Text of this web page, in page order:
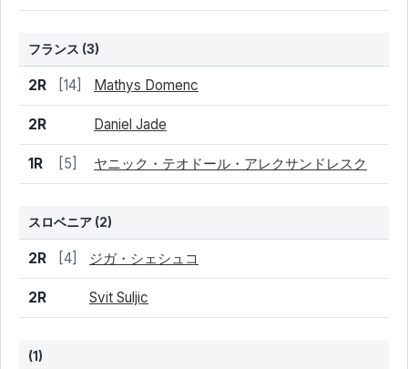
フランス (3)
結果 シード 選手名
2R [14] Mathys Domenc
2R Daniel Jade
1R [5] ヤニック・テオドール・アレクサンドレスク
スロベニア (2)
結果 シード 選手名
2R [4] ジガ・シェシュコ
2R Svit Suljic
(1)